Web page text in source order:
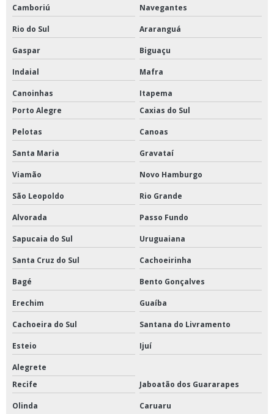
Camboriú Navegantes
Rio do Sul Araranguá
Gaspar Biguaçu
Indaial Mafra
Canoinhas
Itapema
Porto Alegre
Caxias do Sul
Pelotas Canoas
Santa Maria Gravataí
Viamão Novo Hamburgo
São Leopoldo Rio Grande
Alvorada Passo Fundo
Sapucaia do Sul Uruguaiana
Santa Cruz do Sul Cachoeirinha
Bagé Bento Gonçalves
Erechim Guaíba
Cachoeira do Sul Santana do Livramento
Esteio Ijuí
Alegrete
Recife
Jaboatão dos Guararapes
Olinda Caruaru